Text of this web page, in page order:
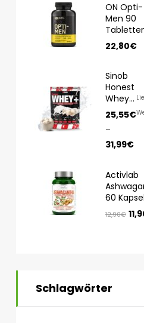
ON Opti-
Men 90
22,80€
Sinob
Honest
Whey
1000g/
820g
25,55€
–
31,99€
Activlab
60
12,90€
Schlagwörter